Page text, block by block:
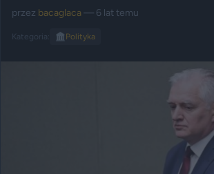
przez bacaglaca — 6 lat temu
Kategoria: 🏛️ Polityka